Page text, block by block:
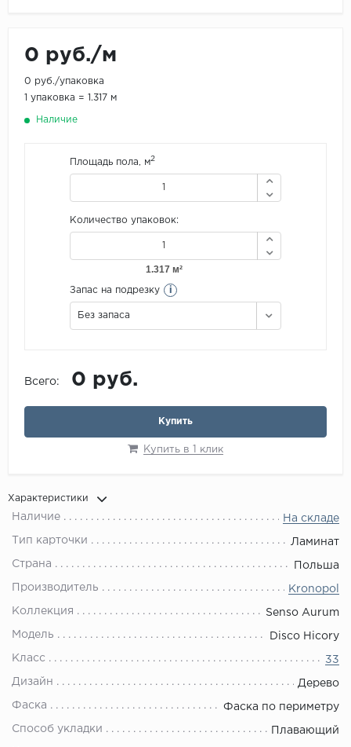
0 руб./м
0 руб./упаковка
1 упаковка = 1.317 м
Наличие
Площадь пола, м2
Количество упаковок:
Запас на подрезку i
Без запаса
Всего: 0 руб.
Купить
Купить в 1 клик
Характеристики
Наличие На складе
Тип карточки Ламинат
Страна Польша
Производитель Kronopol
Коллекция Senso Aurum
Модель Disco Hicory
Класс 33
Дизайн Дерево
Фаска Фаска по периметру
Способ укладки Плавающий